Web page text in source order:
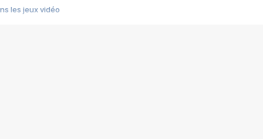
les jeux vidéo